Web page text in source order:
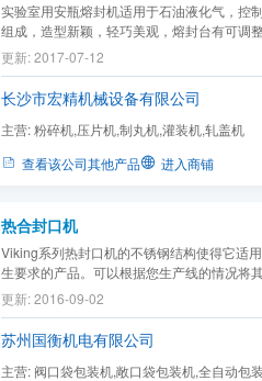
实验室用安瓶熔封机适用于石油液化气，控
组成，造型新颖，轻巧美观，熔封台有可调
整安瓶熔封的高度，支架上有滑板方便安瓶
熔封时火焰均匀，拉丝光滑，熔封速度快，
分。
更新: 2017-07-12
长沙市宏精机械设备有限公司
主营:粉碎机,压片机,制丸机,灌装机,轧盖机
查看该公司其他产品
进入商铺
热合封口机
Viking系列热封口机的不锈钢结构使得它适
生要求的产品。可以根据您生产线的情况将
从左到右的运行方式。
更新: 2016-09-02
苏州国衡机电有限公司
主营: 阀口袋包装机,敞口袋包装机,全自动包